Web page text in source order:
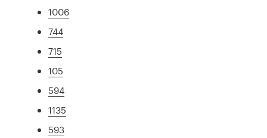
1006
744
715
105
594
1135
593